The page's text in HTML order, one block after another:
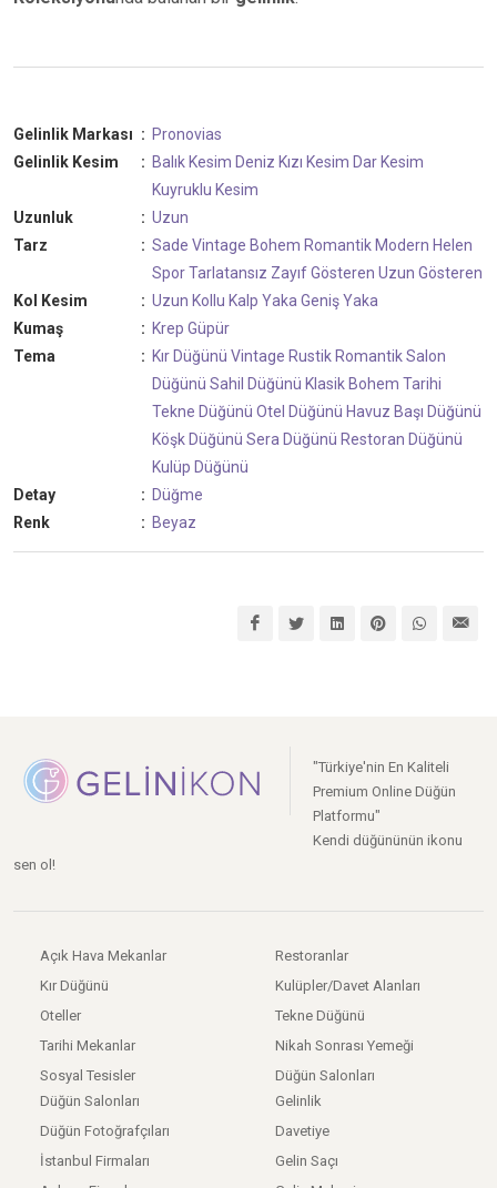
Gelinlik Markası : Pronovias
Gelinlik Kesim
: Balık Kesim Deniz Kızı Kesim Dar Kesim
Kuyruklu Kesim
Uzunluk
: Uzun
Tarz
: Sade Vintage Bohem Romantik Modern Helen
SporTarlatansız Zayıf Gösteren Uzun Gösteren
Kol Kesim
: Uzun Kollu Kalp Yaka Geniş Yaka
Kumaş
: Krep Güpür
Tema
: Kır Düğünü Vintage Rustik RomantikSalon
Düğünü Sahil Düğünü Klasik Bohem Tarihi
Tekne Düğünü Otel Düğünü Havuz Başı Düğünü
Köşk Düğünü Sera Düğünü Restoran Düğünü
Kulüp Düğünü
Detay
: Düğme
Renk
: Beyaz
"Türkiye'nin En Kaliteli
Premium Online Düğün
Platformu"
Kendi düğününün ikonu
sen ol!
Açık Hava Mekanlar
Kır Düğünü
Oteller
Tarihi Mekanlar
Sosyal Tesisler
Restoranlar
Kulüpler/Davet Alanları
Tekne Düğünü
Nikah Sonrası Yemeği
Düğün Salonları
Düğün Salonları
Düğün Fotoğrafçıları
İstanbul Firmaları
Gelinlik
Davetiye
Gelin Saçı